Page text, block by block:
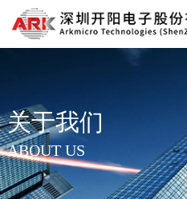
关于我们
ABOUT US